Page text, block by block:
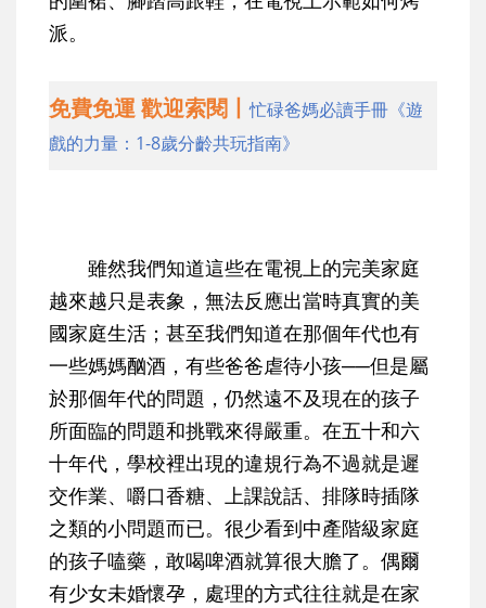
派。
免費免運 歡迎索閱丨忙碌爸媽必讀手冊《遊
戲的力量：1-8歲分齡共玩指南》
雖然我們知道這些在電視上的完美家庭
越來越只是表象，無法反應出當時真實的美
國家庭生活；甚至我們知道在那個年代也有
一些媽媽酗酒，有些爸爸虐待小孩──但是屬
於那個年代的問題，仍然遠不及現在的孩子
所面臨的問題和挑戰來得嚴重。在五十和六
十年代，學校裡出現的違規行為不過就是遲
交作業、嚼口香糖、上課說話、排隊時插隊
之類的小問題而已。很少看到中產階級家庭
的孩子嗑藥，敢喝啤酒就算很大膽了。偶爾
有少女未婚懷孕，處理的方式往往就是在家